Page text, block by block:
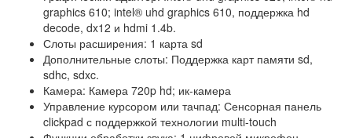
graphics 610; intel® uhd graphics 610, поддержка hd
decode, dx12 и hdmi 1.4b.
Слоты расширения: 1 карта sd
Дополнительные слоты: Поддержка карт памяти sd,
sdhc, sdxc.
Камера: Камера 720p hd; ик-камера
Управление курсором или тачпад: Сенсорная панель
clickpad с поддержкой технологии multi-touch